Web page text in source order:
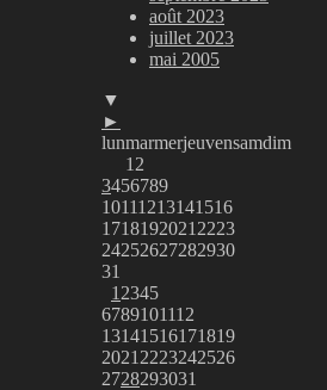
août 2023
juillet 2023
mai 2005
▼
►
lunmarmerjeuvensamdim
1 2
3456789
10111213141516
1718192021 2223
24252627282930
31
1 2345
6789101112
13141516171819
2021 2223242526
2728293031